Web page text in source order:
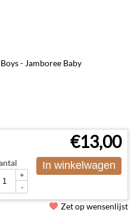
- Jamboree Baby
€13,00
+
-
In winkelwagen
Zet op wensenlijst